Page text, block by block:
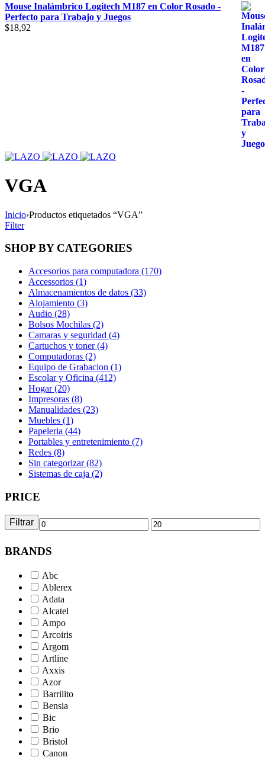
Mouse Inalámbrico Logitech M187 en Color Rosado -
Perfecto para Trabajo y Juegos
$18,92
VGA
Inicio›Productos etiquetados “VGA”
Filter
SHOP BY CATEGORIES
Accesorios para computadora (170)
Accessorios (1)
Almacenamientos de datos (33)
Alojamiento (3)
Audio (28)
Bolsos Mochilas (2)
Camaras y seguridad (4)
Cartuchos y toner (4)
Computadoras (2)
Equipo de Grabacion (1)
Escolar y Oficina (412)
Hogar (20)
Impresoras (8)
Manualidades (23)
Muebles (1)
Papeleria (44)
Portables y entretenimiento (7)
Redes (8)
Sin categorizar (82)
Sistemas de caja (2)
PRICE
Precio Precio
Filtrar
BRANDS
Abc
Ablerex
Adata
Alcatel
Ampo
Arcoiris
Argom
Artline
Axxis
Azor
Barrilito
Bensia
Bic
Brio
Bristol
Canon